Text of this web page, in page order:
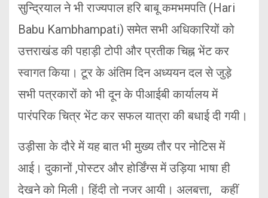
सुन्द्रियाल ने भी राज्यपाल हरि बाबू कमभमपति (Hari
Babu Kambhampati) समेत सभी अधिकारियों को
उत्तराखंड की पहाड़ी टोपी और प्रतीक चिह्न भेंट कर
स्वागत किया। टूर के अंतिम दिन अध्ययन दल से जुड़े
सभी पत्रकारों को भी दून के पीआईबी कार्यालय में
पारंपरिक चित्र भेंट कर सफल यात्रा की बधाई दी गयी।
उड़ीसा के दौरे में यह बात भी मुख्य तौर पर नोटिस में
आई। दुकानों ,पोस्टर और होर्डिंग्स में उड़िया भाषा ही
देखने को मिली। हिंदी तो नजर आयी। अलबत्ता, कहीं